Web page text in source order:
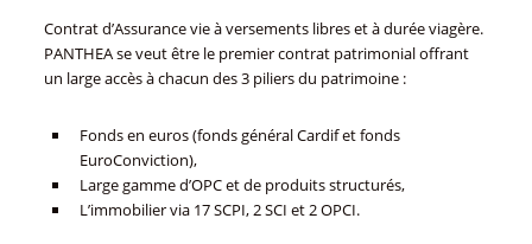
Contrat d’Assurance vie à versements libres et à durée viagère.
PANTHEA se veut être le premier contrat patrimonial offrant
un large accès à chacun des 3 piliers du patrimoine :
Fonds en euros (fonds général Cardif et fonds
EuroConviction),
Large gamme d’OPC et de produits structurés,
L’immobilier via 17 SCPI, 2 SCI et 2 OPCI.